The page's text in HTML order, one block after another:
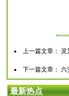
上一篇文章： 灵
下一篇文章： 六
最新热点